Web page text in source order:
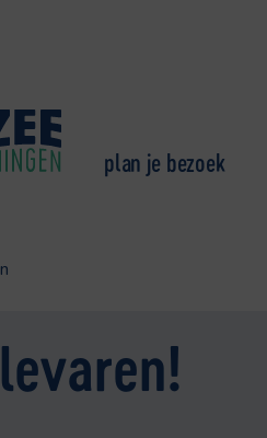
plan je bezoek